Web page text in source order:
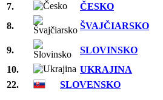
7. ČESKO
8.
ŠVAJČIARSKO
9. SLOVINSKO
10.
UKRAJINA
22.
SLOVENSKO